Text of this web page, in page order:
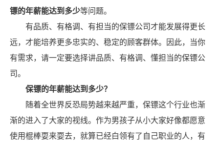
镖的年薪能达到多少等问题。
有品质、有格调、有担当的保镖公司才能发展得更长
远，才能培养更多忠实的、稳定的顾客群体。因此，当你
有需求，请一定要选择讲品质、有格调、懂担当的保镖公
司。
保镖的年薪能达到多少？
随着全世界反恐局势越来越严重，保镖这个行业也渐
渐的进入了大家的视线。作为男孩子从小大家好像都愿意
使用棍棒耍来耍去，就算已经白领有了自己职业的人，有